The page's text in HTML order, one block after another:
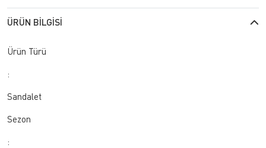
ÜRÜN BILGISI
Ürün Türü
:
Sandalet
Sezon
: